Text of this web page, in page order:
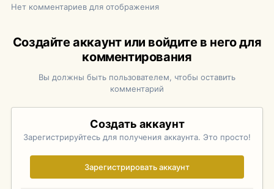
Нет комментариев для отображения
Создайте аккаунт или войдите в него для
комментирования
Вы должны быть пользователем, чтобы оставить
комментарий
Создать аккаунт
Зарегистрируйтесь для получения аккаунта. Это просто!
Зарегистрировать аккаунт